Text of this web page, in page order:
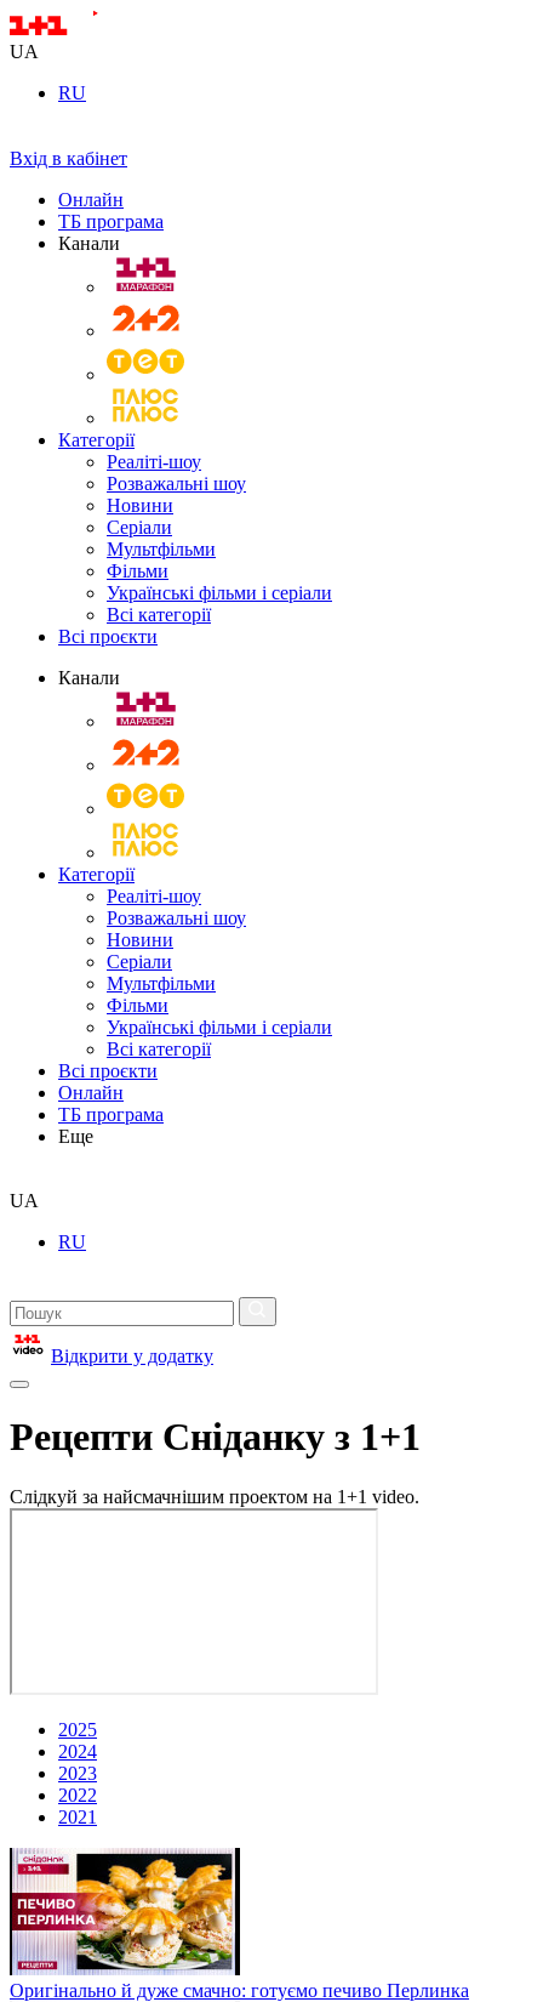
UA
RU
Вхід в кабінет
Онлайн
ТБ програма
Канали
Категорії
Реаліті-шоу
Розважальні шоу
Новини
Серіали
Мультфільми
Фільми
Українські фільми і серіали
Всі категорії
Всі проєкти
Канали
Категорії
Реаліті-шоу
Розважальні шоу
Новини
Серіали
Мультфільми
Фільми
Українські фільми і серіали
Всі категорії
Всі проєкти
Онлайн
ТБ програма
Еще
UA
RU
Відкрити у додатку
Рецепти Сніданку з 1+1
Слідкуй за найсмачнішим проектом на 1+1 video.
2025
2024
2023
2022
2021
Оригінально й дуже смачно: готуємо печиво Перлинка